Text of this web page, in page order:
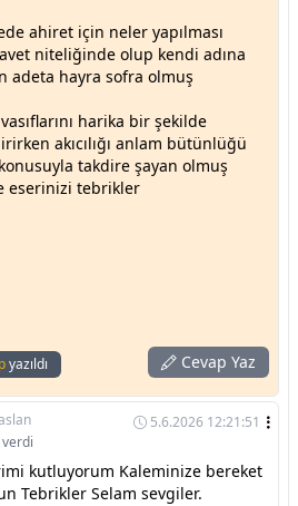
ahiret için neler yapılması
niteliğinde olup kendi adına
adeta hayra sofra olmuş
harika bir şekilde
akıcılığı anlam bütünlüğü
takdire şayan olmuş
eserinizi tebrikler
yazıldı Cevap Yaz
5.6.2026 12:21:51
kutluyorum Kaleminize bereket
Tebrikler Selam sevgiler.